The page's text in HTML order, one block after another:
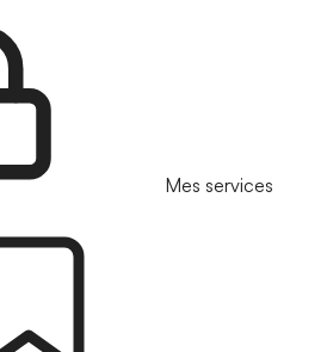
Mes services